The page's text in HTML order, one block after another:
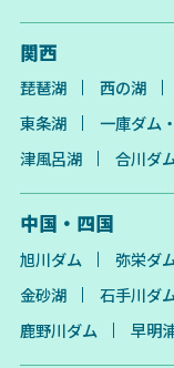
関西
琵琶湖 西の湖
東条湖
一庫ダム
津風呂湖
合川ダ
中国・四国
旭川ダム 弥栄ダ
金砂湖
石手川ダ
鹿野川ダム
早明